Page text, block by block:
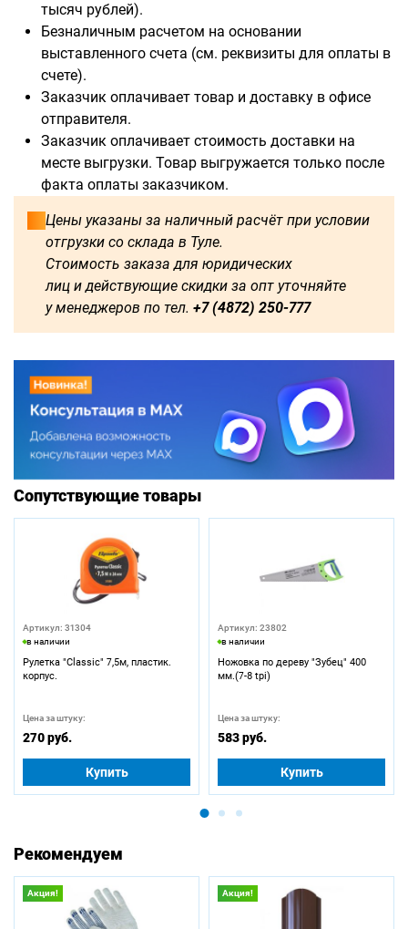
тысяч рублей).
Безналичным расчетом на основании
выставленного счета (см. реквизиты для оплаты в
счете).
Заказчик оплачивает товар и доставку в офисе
отправителя.
Заказчик оплачивает стоимость доставки на
месте выгрузки. Товар выгружается только после
факта оплаты заказчиком.
Цены указаны за наличный расчёт при условии
отгрузки со склада в Туле.
Стоимость заказа для юридических
лиц и действующие скидки за опт уточняйте
у менеджеров по тел. +7 (4872) 250-777
Сопутствующие товары
Артикул: 31304
в наличии
Рулетка "Classic" 7,5м, пластик.
корпус.
Цена за штуку:
270 руб.
Купить
Артикул: 23802
в наличии
Ножовка по дереву "Зубец" 400
мм.(7-8 tpi)
Цена за штуку:
583 руб.
Купить
Рекомендуем
Акция! Акция!